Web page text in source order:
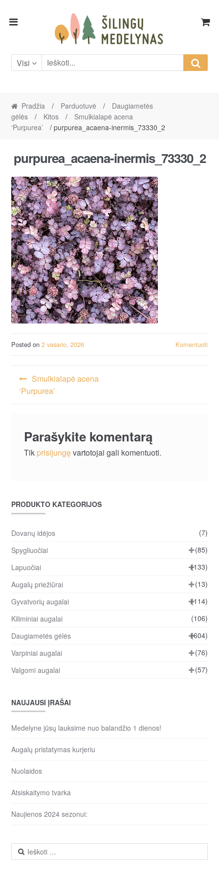
Skip
Skip
Visi
Pradžia / Parduotuvė /
Daugiametės
gėlės
/ Kitos /
Smulkialapė acena
‘Purpurea’
/ purpurea_acaena-inermis_73330_2
purpurea_acaena-inermis_73330_2
Posted on 2 vasario, 2026 Komentuoti
Navigacija
tarp
Smulkialapė acena
‘Purpurea’
Parašykite komentarą
Tik prisijungęvartotojai gali komentuoti.
PRODUKTO KATEGORIJOS
Dovanų idėjos
(7)
Spygliuočiai
(85)
Lapuočiai
(133)
Augalų priežiūrai
(13)
Gyvatvorių augalai
(114)
Kiliminiai augalai
(106)
Daugiametės gėlės
(604)
Varpiniai augalai
(76)
Valgomi augalai
(57)
NAUJAUSI ĮRAŠAI
Medelyne jūsų lauksime nuo balandžio 1 dienos!
Augalų pristatymas kurjeriu
Nuolaidos
Atsiskaitymo tvarka
Naujienos 2024 sezonui:
Ieškoti: